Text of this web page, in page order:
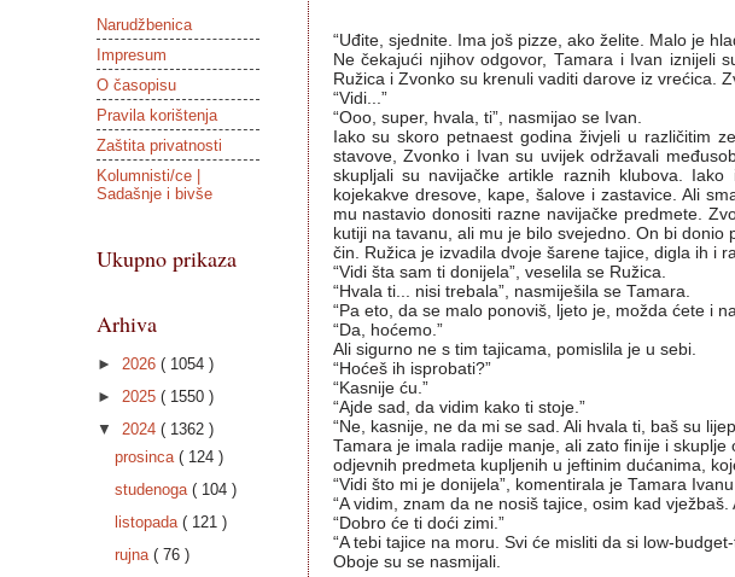
“Uđite, sjednite. Ima još pizze, ako želite. Malo je
Ne čekajući njihov odgovor, Tamara i Ivan iznijeli
Ružica i Zvonko su krenuli vaditi darove iz vrećica.
“Vidi...”
“Ooo, super, hvala, ti”, nasmijao se Ivan.
Iako su skoro petnaest godina živjeli u različitim
stavove, Zvonko i Ivan su uvijek održavali
skupljali su navijačke artikle raznih klubova.
kojekakve dresove, kape, šalove i zastavice. Ali
mu nastavio donositi razne navijačke predmete.
kutiji na tavanu, ali mu je bilo svejedno. On bi
čin. Ružica je izvadila dvoje šarene tajice, digla ih i
“Vidi šta sam ti donijela”, veselila se Ružica.
“Hvala ti... nisi trebala”, nasmiješila se Tamara.
“Pa eto, da se malo ponoviš, ljeto je, možda ćete i
“Da, hoćemo.”
Ali sigurno ne s tim tajicama, pomislila je u sebi.
“Hoćeš ih isprobati?”
“Kasnije ću.”
“Ajde sad, da vidim kako ti stoje.”
“Ne, kasnije, ne da mi se sad. Ali hvala ti, baš su
Tamara je imala radije manje, ali zato finije i
odjevnih predmeta kupljenih u jeftinim dućanima,
“Vidi što mi je donijela”, komentirala je Tamara
“A vidim, znam da ne nosiš tajice, osim kad
“Dobro će ti doći zimi.”
“A tebi tajice na moru. Svi će misliti da si low-
Oboje su se nasmijali.
Narudžbenica
Impresum
O časopisu
Pravila korištenja
Zaštita privatnosti
Kolumnisti/ce |
Sadašnje i bivše
Ukupno prikaza
Arhiva
► 2026 ( 1054 )
► 2025 ( 1550 )
▼ 2024 ( 1362 )
prosinca ( 124 )
studenoga ( 104 )
listopada ( 121 )
rujna ( 76 )